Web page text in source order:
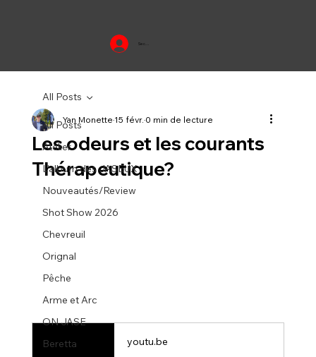
Se connecter
All Posts
Atelier
L'album des JASEUX
Nouveautés/Review
Shot Show 2026
Chevreuil
Orignal
Pêche
Arme et Arc
ON JASE
Beretta
All Posts
Les odeurs et les courants
Thérapeutique?
Yan Monette15 févr.0 min de lecture
youtu.be